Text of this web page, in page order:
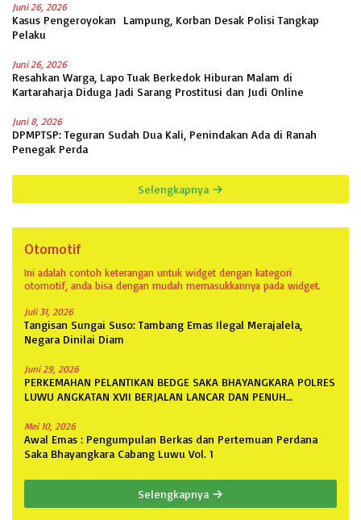
Juni 26, 2026
Kasus Pengeroyokan Lampung, Korban Desak Polisi Tangkap
Pelaku
Juni 26, 2026
Resahkan Warga, Lapo Tuak Berkedok Hiburan Malam di
Kartaraharja Diduga Jadi Sarang Prostitusi dan Judi Online
Juni 8, 2026
DPMPTSP: Teguran Sudah Dua Kali, Penindakan Ada di Ranah
Penegak Perda
Selengkapnya
Otomotif
Ini adalah contoh keterangan untuk widget dengan kategori
otomotif, anda bisa dengan mudah memasukkannya pada widget.
Juli 31, 2026
Tangisan Sungai Suso: Tambang Emas Ilegal Merajalela,
Negara Dinilai Diam
Juni 29, 2026
PERKEMAHAN PELANTIKAN BEDGE SAKA BHAYANGKARA POLRES
LUWU ANGKATAN XVII BERJALAN LANCAR DAN PENUH
Mei 10, 2026
Awal Emas : Pengumpulan Berkas dan Pertemuan Perdana
Saka Bhayangkara Cabang Luwu Vol. 1
Selengkapnya